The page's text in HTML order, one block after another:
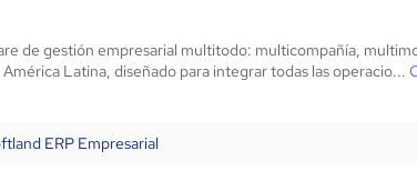
de gestión empresarial multitodo: multicompañía,
América Latina, diseñado para integrar todas las operacio...
ERP Empresarial